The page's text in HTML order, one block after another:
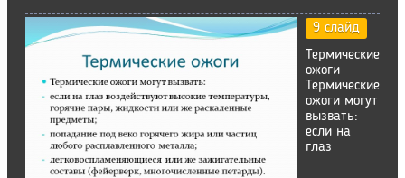
9 слайд
Термические
ожоги
Термические
ожоги могут
вызвать:
если на
глаз